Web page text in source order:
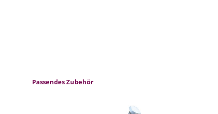
Produktgalerie überspringen
Passendes Zubehör